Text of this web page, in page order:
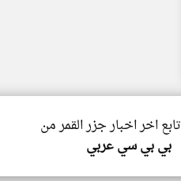
تابع اخر اخبار جزر القمر من
بي بي سي عربي